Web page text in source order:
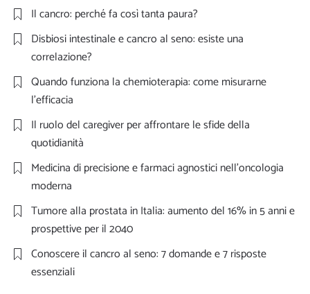
Il cancro: perché fa così tanta paura?
Disbiosi intestinale e cancro al seno: esiste una
correlazione?
Quando funziona la chemioterapia: come misurarne
l’efficacia
Il ruolo del caregiver per affrontare le sfide della
quotidianità
Medicina di precisione e farmaci agnostici nell’oncologia
moderna
Tumore alla prostata in Italia: aumento del 16% in 5 anni e
prospettive per il 2040
Conoscere il cancro al seno: 7 domande e 7 risposte
essenziali